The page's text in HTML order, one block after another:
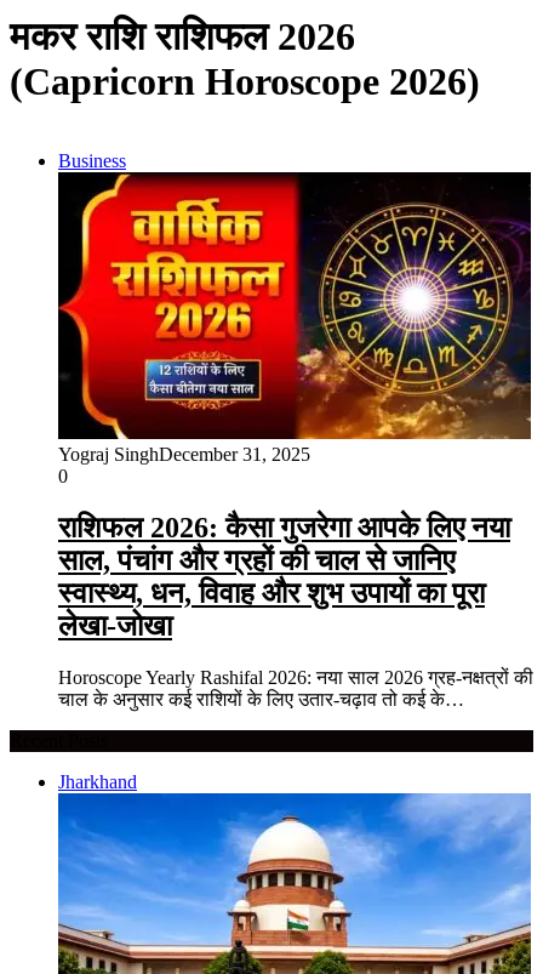
मकर राशि राशिफल 2026
(Capricorn Horoscope 2026)
Business
Yograj SinghDecember 31, 2025
0
राशिफल 2026: कैसा गुजरेगा आपके लिए नया
साल, पंचांग और ग्रहों की चाल से जानिए
स्वास्थ्य, धन, विवाह और शुभ उपायों का पूरा
लेखा-जोखा
Horoscope Yearly Rashifal 2026: नया साल 2026 ग्रह-नक्षत्रों की
चाल के अनुसार कई राशियों के लिए उतार-चढ़ाव तो कई के…
Jharkhand